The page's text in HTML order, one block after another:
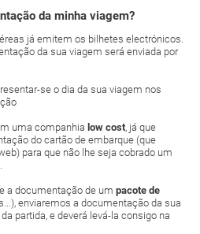
da minha viagem?
já emitem os bilhetes electrónicos.
da sua viagem será enviada por
se o dia da sua viagem nos
uma companhia low cost, já que
do cartão de embarque (que
para que não lhe seja cobrado um
a documentação de um pacote de
enviaremos a documentação da sua
partida, e deverá levá-la consigo na